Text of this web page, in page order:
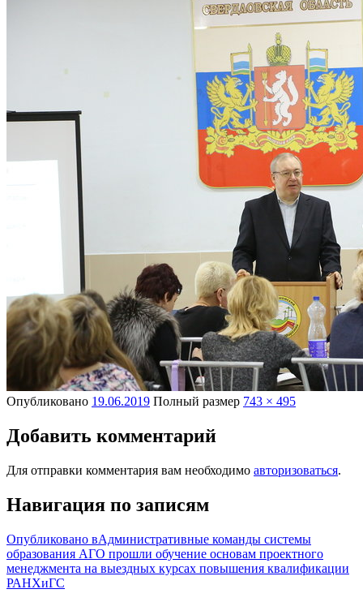
Опубликовано 19.06.2019 Полный размер 743 × 495
Добавить комментарий
Для отправки комментария вам необходимо авторизоваться.
Навигация по записям
Опубликовано вАдминистративные команды системы
образования АГО прошли обучение основам проектного
менеджмента на выездных курсах повышения квалификации
РАНХиГС